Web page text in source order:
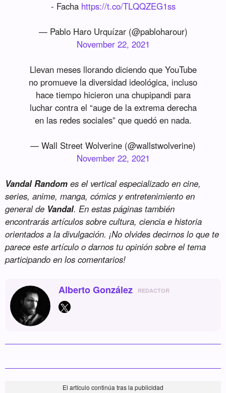
- Facha https://t.co/TLQQZEG1ss
— Pablo Haro Urquízar (@pabloharour)
November 22, 2021
Llevan meses llorando diciendo que YouTube
no promueve la diversidad ideológica, incluso
hace tiempo hicieron una chupipandi para
luchar contra el “auge de la extrema derecha
en las redes sociales” que quedó en nada.
— Wall Street Wolverine (@wallstwolverine)
November 22, 2021
Vandal Random es el vertical especializado en cine,
series, anime, manga, cómics y entretenimiento en
general de Vandal. En estas páginas también
encontrarás artículos sobre cultura, ciencia e historia
orientados a la divulgación. ¡No olvides decirnos lo que te
parece este artículo o darnos tu opinión sobre el tema
participando en los comentarios!
Alberto González REDACTOR